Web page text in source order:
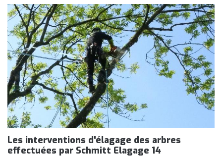
Les interventions d'élagage des arbres
effectuées par Schmitt Elagage 14